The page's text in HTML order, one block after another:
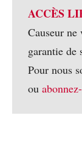
ACCÈS
Causeur ne
garantie de
Pour nous
ou